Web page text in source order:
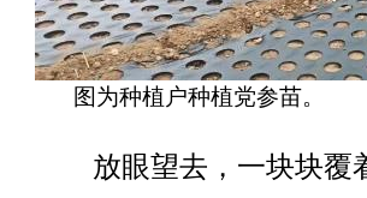
图为种植户种植党参苗。
放眼望去，一块块覆